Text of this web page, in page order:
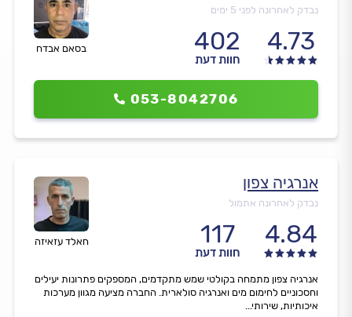
בסאם אבדח
נבדק לאחרונה לפני 5 ימים
4.73
402
חוות דעת
053-8042706
חאלד עזאיזה
אנרגיה צפון
נבדק לאחרונה אתמול
4.84
117
חוות דעת
אנרגיה צפון מתמחה בקולטי שמש מתקדמים, המספקים פתרונות יעילים
וחסכוניים לחימום מים ואנרגיה סולארית. החברה מציעה מגוון מערכות
איכותיות, שירותי...